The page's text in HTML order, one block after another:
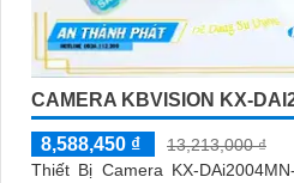
CAMERA KBVISION KX-
8,588,450 ₫
13,213,000 ₫
Thiết Bị Camera KX-